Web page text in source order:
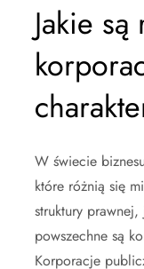
Jakie
W świecie
które różnią się
struktury
powszechne są
Korporacje